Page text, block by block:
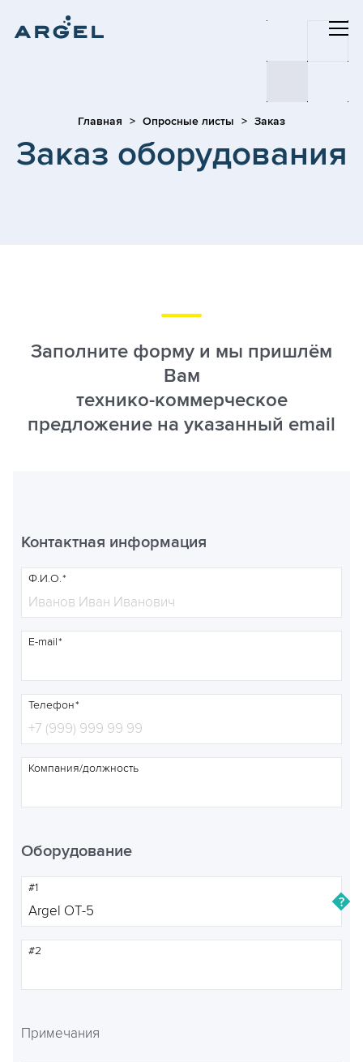
Главная Опросные листы Заказ
Заказ оборудования
Заполните форму и мы пришлём
Вам
технико-коммерческое
предложение на указанный email
Контактная информация
Ф.И.О.
E-mail
Телефон
Компания/должность
Оборудование
#1
#2
Примечания